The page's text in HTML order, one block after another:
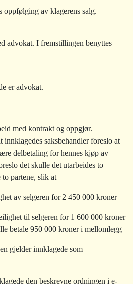
oppfølging av klagerens salg.
advokat. I fremstillingen benyttes
er advokat.
med kontrakt og oppgjør.
saksbehandler foreslo at
delbetaling for hennes kjøp av
det skulle det utarbeides to
partene, slik at
av selgeren for 2 450 000 kroner
til selgeren for 1 600 000 kroner
betale 950 000 kroner i mellomlegg
gjelder innklagede som
den beskrevne ordningen i e-